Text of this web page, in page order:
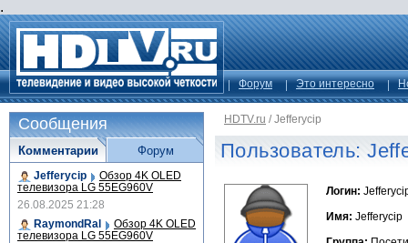
.
Форум Это интересно
HDTV.ru / Jefferycip
Пользователь:
Логин:
Имя: Jefferycip
Сообщения
Комментарии
Jefferycip Обзор 4K OLED
телевизора LG 55EG960V
26.08.2025 21:28
RaymondRal
Обзор 4K OLED
телевизора LG 55EG960V
Форум